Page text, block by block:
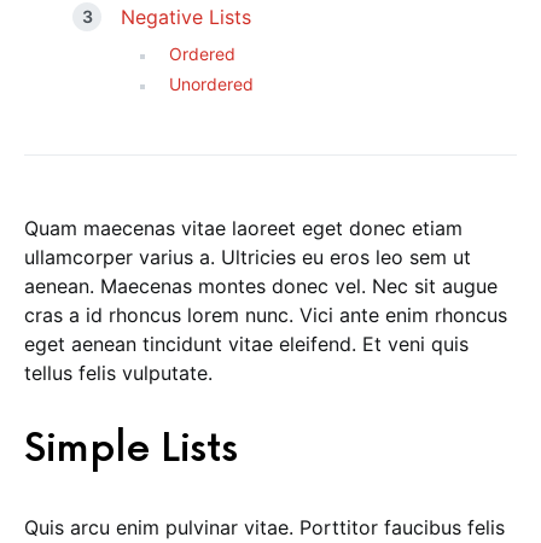
Negative Lists
Ordered
Unordered
Quam maecenas vitae laoreet eget donec etiam
ullamcorper varius a. Ultricies eu eros leo sem ut
aenean. Maecenas montes donec vel. Nec sit augue
cras a id rhoncus lorem nunc. Vici ante enim rhoncus
eget aenean tincidunt vitae eleifend. Et veni quis
tellus felis vulputate.
Simple Lists
Quis arcu enim pulvinar vitae. Porttitor faucibus felis